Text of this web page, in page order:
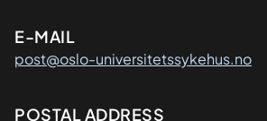
E-MAIL
post@oslo-universitetssykehus.no
POSTAL ADDRESS